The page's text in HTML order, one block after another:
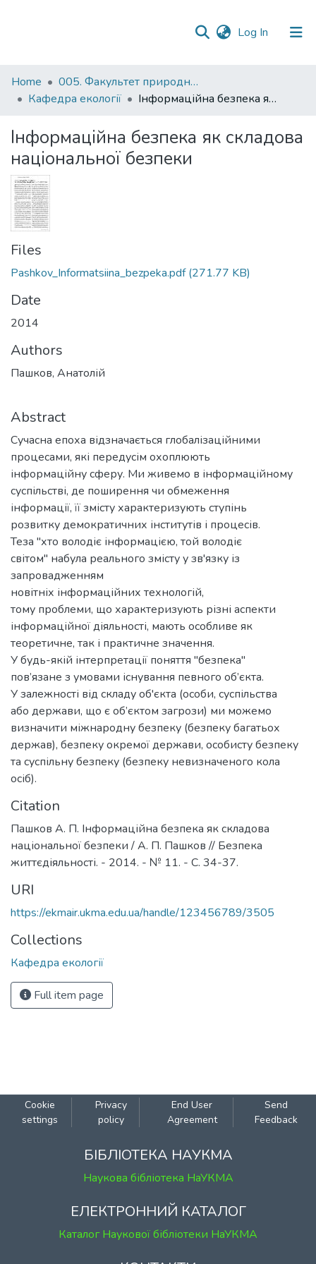
Log In (current)
Communities
&
All of DSpace
Statistics
Home
005. Факультет природничих наук
Кафедра екології
Інформаційна безпека як складова національної безпеки
Інформаційна безпека як складова
національної безпеки
Files
Pashkov_Informatsiina_bezpeka.pdf(271.77 KB)
Date
2014
Authors
Пашков, Анатолій
Abstract
Сучасна епоха відзначається глобалізаційними
процесами, які передусім охоплюють
інформаційну сферу. Ми живемо в інформаційному
суспільстві, де поширення чи обмеження
інформації, її змісту характеризують ступінь
розвитку демократичних інститутів і процесів.
Теза "хто володіє інформацією, той володіє
світом" набула реального змісту у зв'язку із
запровадженням
новітніх інформаційних технологій,
тому проблеми, що характеризують різні аспекти
інформаційної діяльності, мають особливе як
теоретичне, так і практичне значення.
У будь-якій інтерпретації поняття "безпека"
пов’язане з умовами існування певного об’єкта.
У залежності від складу об'єкта (особи, суспільства
або держави, що є об’єктом загрози) ми можемо
визначити міжнародну безпеку (безпеку багатьох
держав), безпеку окремої держави, особисту безпеку
та суспільну безпеку (безпеку невизначеного кола
осіб).
Citation
Пашков А. П. Інформаційна безпека як складова
національної безпеки / А. П. Пашков // Безпека
життєдіяльності. - 2014. - № 11. - С. 34-37.
URI
https://ekmair.ukma.edu.ua/handle/123456789/3505
Collections
Кафедра екології
Full item page
Cookie
settings
Privacy
policy
End User
Agreement
Send
Feedback
БІБЛІОТЕКА НАУКМА
Наукова бібліотека НаУКМА
ЕЛЕКТРОННИЙ КАТАЛОГ
Каталог Наукової бібліотеки НаУКМА